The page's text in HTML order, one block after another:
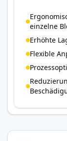
einzelne
Erhöhte
Flexible